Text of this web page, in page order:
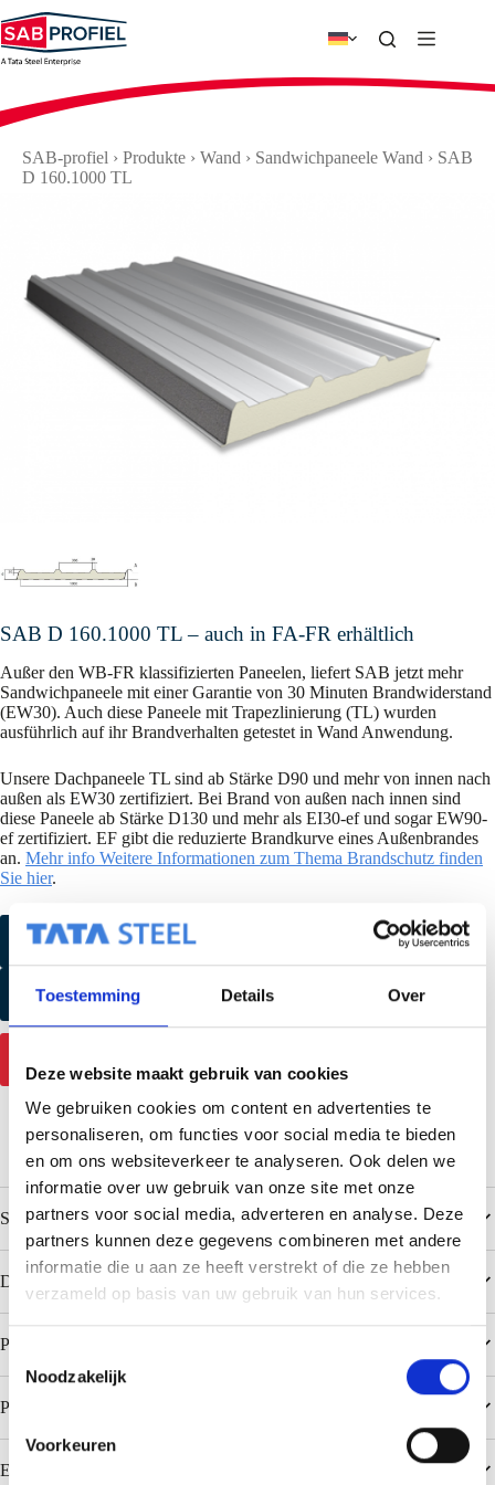
Toestemming Details Over
Deze website maakt gebruik van cookies
We gebruiken cookies om content en advertenties te
personaliseren, om functies voor social media te bieden
en om ons websiteverkeer te analyseren. Ook delen we
informatie over uw gebruik van onze site met onze
partners voor social media, adverteren en analyse. Deze
partners kunnen deze gegevens combineren met andere
informatie die u aan ze heeft verstrekt of die ze hebben
verzameld op basis van uw gebruik van hun services.
o
e
t
Noodzakelijk
Voorkeuren
Inhalt
springen
SAB-profiel › Produkte › Wand › Sandwichpaneele Wand › SAB
D 160.1000 TL
SAB D 160.1000 TL – auch in FA-FR erhältlich
Außer den WB-FR klassifizierten Paneelen, liefert SAB jetzt mehr
Sandwichpaneele mit einer Garantie von 30 Minuten Brandwiderstand
(EW30). Auch diese Paneele mit Trapezlinierung (TL) wurden
ausführlich auf ihr Brandverhalten getestet in Wand Anwendung.
Unsere Dachpaneele TL sind ab Stärke D90 und mehr von innen nach
außen als EW30 zertifiziert. Bei Brand von außen nach innen sind
diese Paneele ab Stärke D130 und mehr als EI30-ef und sogar EW90-
ef zertifiziert. EF gibt die reduzierte Brandkurve eines Außenbrandes
an. Mehr info Weitere Informationen zum Thema Brandschutz finden
Sie hier.
Farbmuster anfordern
Produktmuster anfordern
Spezifikationen
Downloads
Populaire kleuren Colorcoat HPS200 Ultra
Populaire kleuren Colorcoat PE 25 / Polyester
Empfehlung